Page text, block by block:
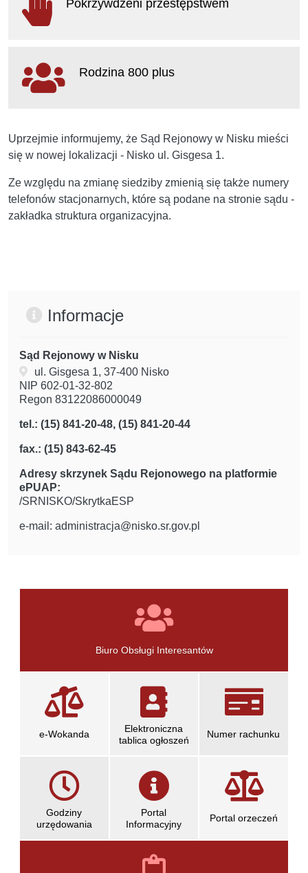
Uprzejmie informujemy, że Sąd Rejonowy w Nisku mieści
się w nowej lokalizacji - Nisko ul. Gisgesa 1.
Ze względu na zmianę siedziby zmienią się także numery
telefonów stacjonarnych, które są podane na stronie sądu -
zakładka struktura organizacyjna.
nowym
Pokrzywdzeni przestępstwem
nowym
Rodzina 800 plus
w
nowym
Informacje
Sąd Rejonowy w Nisku
ul. Gisgesa 1, 37-400 Nisko
NIP 602-01-32-802
Regon 83122086000049
tel.: (15) 841-20-48, (15) 841-20-44
fax.: (15) 843-62-45
Adresy skrzynek Sądu Rejonowego na platformie
ePUAP:
/SRNISKO/SkrytkaESP
e-mail: administracja@nisko.sr.gov.pl
Biuro Obsługi Interesantów
e-Wokanda
Elektroniczna
tablica ogłoszeń
Numer rachunku
Godziny
urzędowania
Portal
Informacyjny
otwiera
się
Portal orzeczeń
otwiera